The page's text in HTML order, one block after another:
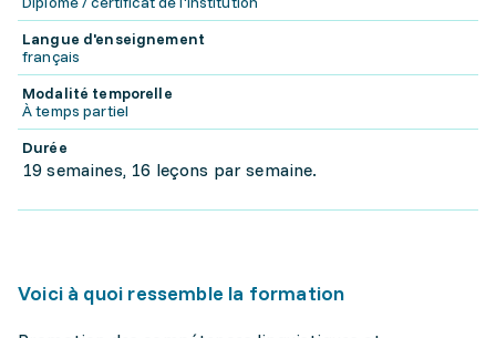
Langue d'enseignement
français
Modalité temporelle
À temps partiel
Durée
19 semaines, 16 leçons par semaine.
Voici à quoi ressemble la formation